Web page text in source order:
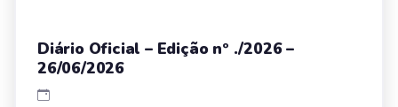
Diário Oficial – Edição nº ./2026 –
26/06/2026